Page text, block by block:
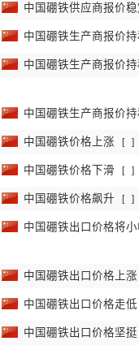
中国硼铁供应商报价
中国硼铁生产商报价
中国硼铁生产商报价
中国硼铁生产商报价
中国硼铁价格上涨 [ ]
中国硼铁价格下滑 [ ]
中国硼铁价格飙升 [ ]
中国硼铁出口价格将
中国硼铁出口价格上
中国硼铁出口价格走
中国硼铁出口价格坚